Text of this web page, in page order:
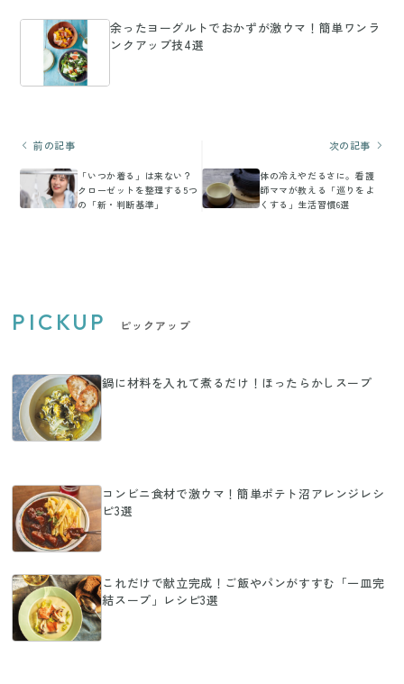
余ったヨーグルトでおかずが激ウマ！簡単ワンラ
ンクアップ技4選
前の記事
「いつか着る」は来ない？
クローゼットを整理する5つ
の「新・判断基準」
次の記事
体の冷えやだるさに。看護
師ママが教える「巡りをよ
くする」生活習慣6選
PICKUP ピックアップ
鍋に材料を入れて煮るだけ！ほったらかしスープ
コンビニ食材で激ウマ！簡単ポテト沼アレンジレシ
ピ3選
これだけで献立完成！ご飯やパンがすすむ「一皿完
結スープ」レシピ3選